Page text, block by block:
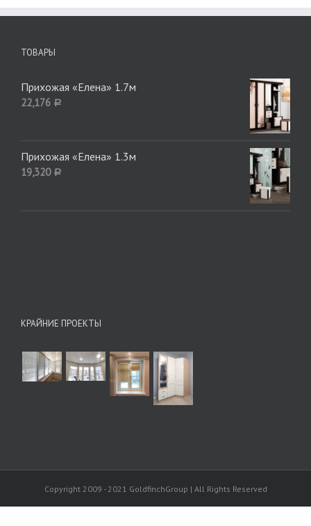
ТОВАРЫ
Прихожая «Елена» 1.7м
22,176 Р
Прихожая «Елена» 1.3м
19,320 Р
КРАЙНИЕ ПРОЕКТЫ
Copyright 2009 - 2021 GoldfinchGroup | All Rights Reserved